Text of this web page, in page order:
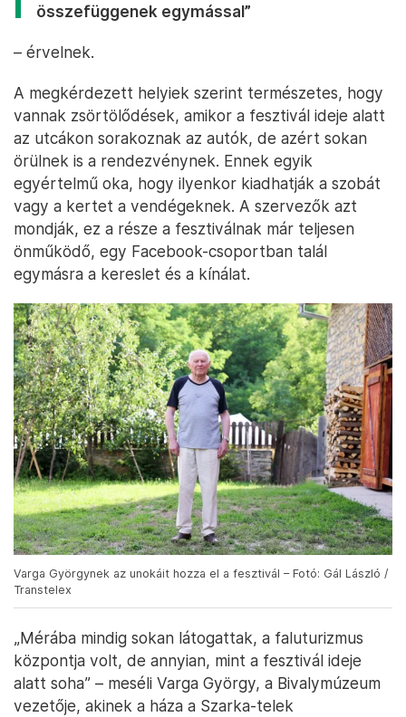
összefüggenek egymással”
– érvelnek.
A megkérdezett helyiek szerint természetes, hogy
vannak zsörtölődések, amikor a fesztivál ideje alatt
az utcákon sorakoznak az autók, de azért sokan
örülnek is a rendezvénynek. Ennek egyik
egyértelmű oka, hogy ilyenkor kiadhatják a szobát
vagy a kertet a vendégeknek. A szervezők azt
mondják, ez a része a fesztiválnak már teljesen
önműködő, egy Facebook-csoportban talál
egymásra a kereslet és a kínálat.
Varga Györgynek az unokáit hozza el a fesztivál – Fotó: Gál László /
Transtelex
„Mérába mindig sokan látogattak, a faluturizmus
központja volt, de annyian, mint a fesztivál ideje
alatt soha” – meséli Varga György, a Bivalymúzeum
vezetője, akinek a háza a Szarka-telek